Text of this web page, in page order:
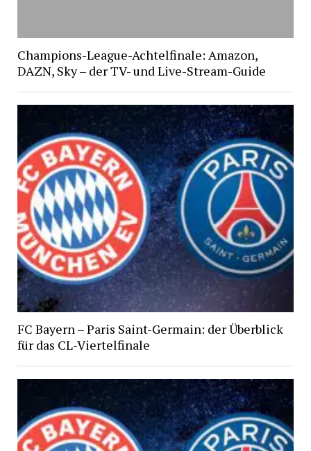
Champions-League-Achtelfinale: Amazon,
DAZN, Sky – der TV- und Live-Stream-Guide
FC Bayern – Paris Saint-Germain: der Überblick
für das CL-Viertelfinale